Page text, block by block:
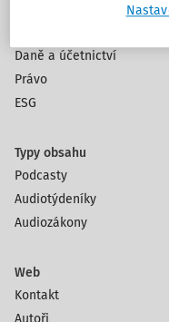
Daně a účetnictví
Právo
ESG
Typy obsahu
Podcasty
Audiotýdeníky
Audiozákony
Web
Kontakt
Autoři